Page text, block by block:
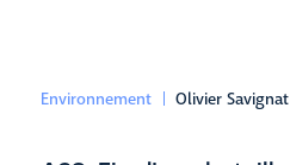
Environnement Olivier Savignat